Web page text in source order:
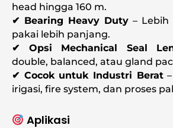
head hingga 160 m.
✔ Bearing Heavy Duty –
pakai lebih panjang.
✔ Opsi Mechanical Seal
double, balanced, atau gland
✔ Cocok untuk Industri Berat–
irigasi, fire system, dan proses
Aplikasi